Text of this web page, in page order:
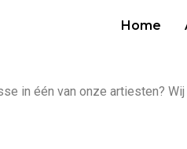
Home
in één van onze artiesten?